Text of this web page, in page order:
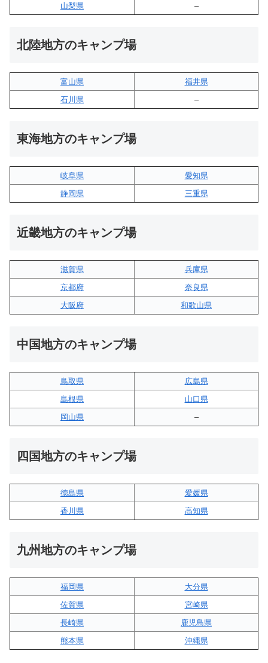
山梨県
–
北陸地方のキャンプ場
富山県
福井県
石川県
–
東海地方のキャンプ場
岐阜県
愛知県
静岡県
三重県
近畿地方のキャンプ場
滋賀県
兵庫県
京都府
奈良県
大阪府
和歌山県
中国地方のキャンプ場
鳥取県
広島県
島根県
山口県
岡山県
–
四国地方のキャンプ場
徳島県
愛媛県
香川県
高知県
九州地方のキャンプ場
福岡県
大分県
佐賀県
宮崎県
長崎県
鹿児島県
熊本県
沖縄県